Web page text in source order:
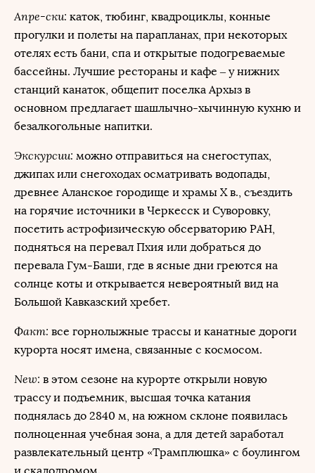
Апре-ски: каток, тюбинг, квадроциклы, конные
прогулки и полеты на парапланах, при некоторых
отелях есть бани, спа и открытые подогреваемые
бассейны. Лучшие рестораны и кафе – у нижних
станций канаток, общепит поселка Архыз в
основном предлагает шашлычно-хычинную кухню и
безалкогольные напитки.
Экскурсии: можно отправиться на снегоступах,
джипах или снегоходах осматривать водопады,
древнее Аланское городище и храмы X в., съездить
на горячие источники в Черкесск и Суворовку,
посетить астрофизическую обсерваторию РАН,
подняться на перевал Пхия или добраться до
перевала Гум-Баши, где в ясные дни греются на
солнце коты и открывается невероятный вид на
Большой Кавказский хребет.
Факт: все горнолыжные трассы и канатные дороги
курорта носят имена, связанные с космосом.
New: в этом сезоне на курорте открыли новую
трассу и подъемник, высшая точка катания
поднялась до 2840 м, на южном склоне появилась
полноценная учебная зона, а для детей заработал
развлекательный центр «Трамплюшка» с боулингом